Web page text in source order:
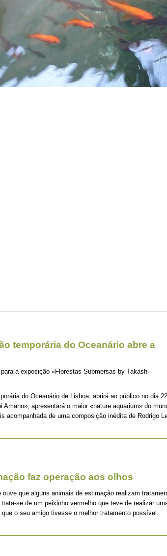
temporária do Oceanário abre a
a exposição «Florestas Submersas by Takashi
do Oceanário de Lisboa, abrirá ao público no dia
Amano», apresentará o maior «nature aquarium» do
acompanhada de uma composição inédita de Rodrigo
faz operação aos olhos
ouve que alguns animais de estimação realizam
se de um peixinho vermelho que teve de realizar
o seu amigo tivesse o melhor tratamento possível.